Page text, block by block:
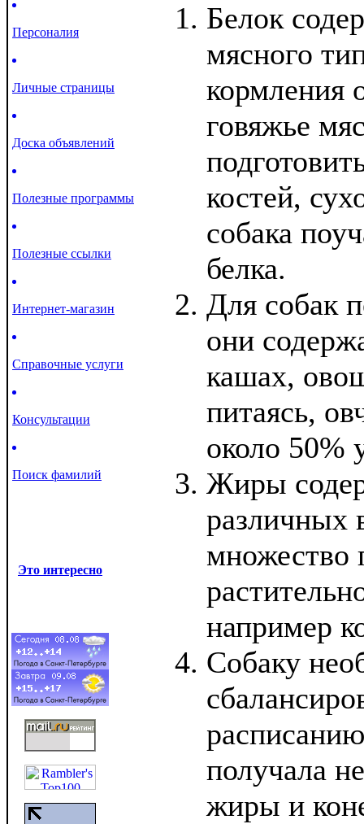
Персоналия
Личные страницы
Доска объявлений
Полезные программы
Полезные ссылки
Интернет-магазин
Справочные услуги
Консультации
Поиск фамилий
Это интересно
Белок
мясного
кормления
говяжье
костей,
собака
белка.
Для собак
они
кашах,
питаясь,
около 50%
Жиры
различных
множество
например
Собаку
получала
жиры и